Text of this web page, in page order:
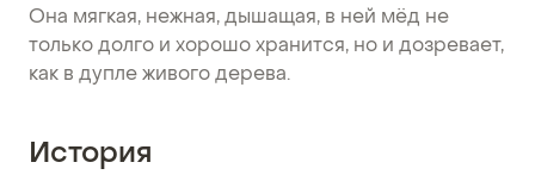
Она мягкая, нежная, дышащая, в ней мёд не
только долго и хорошо хранится, но и дозревает,
как в дупле живого дерева.
История